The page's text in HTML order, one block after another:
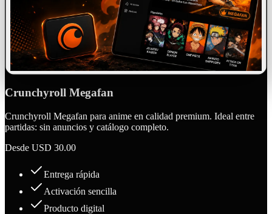
Crunchyroll Megafan
Crunchyroll Megafan para anime en calidad premium. Ideal entre
partidas: sin anuncios y catálogo completo.
Desde USD 30.00
Entrega rápida
Activación sencilla
Producto digital